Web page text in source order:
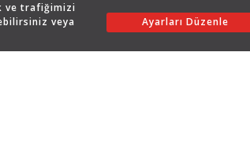
ve trafiğimizi
veya
Ayarları Düzenle
Assos Pırlanta - Bu sitenin tüm hakları